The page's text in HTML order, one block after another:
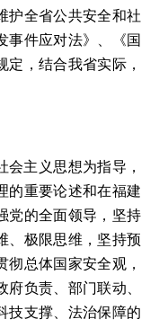
护全省公共安全和社
事件应对法》、《国
，结合我省实际，
会主义思想为指导，
的重要论述和在福建
党的全面领导，坚持
、极限思维，坚持预
彻总体国家安全观，
负责、部门联动、
技支撑、法治保障的